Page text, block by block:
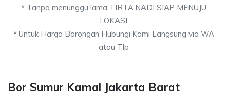
*Tanpa menunggu lama TIRTA NADI SIAP MENUJU
LOKASI
*Untuk Harga Borongan Hubungi Kami Langsung via WA
atau Tlp
Bor Sumur Kamal Jakarta Barat